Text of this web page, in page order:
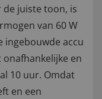
de juiste toon, is
van 60 W
ingebouwde accu
en
10 uur. Omdat
en een